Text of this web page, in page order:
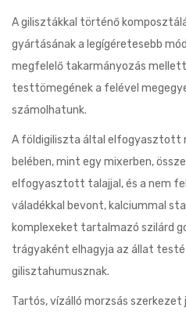
A gilisztákkal történő
gyártásának a legígéretesebb
megfelelő takarmányozás
testtömegének a felével
számolhatunk.
A földigiliszta által elfogyasztott
belében, mint egy mixerben,
elfogyasztott talajjal, és a nem
váladékkal bevont, kalciummal
komplexeket tartalmazó szilárd
trágyaként elhagyja az állat
gilisztahumusznak.
Tartós, vízálló morzsás szerkezet